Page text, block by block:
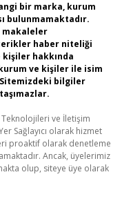
bir marka, kurum
bulunmamaktadır.
makaleler
haber niteliği
hakkında
ve kişiler ile isim
bilgiler
Teknolojileri ve İletişim
Sağlayıcı olarak hizmet
proaktif olarak denetleme
Ancak, üyelerimiz
olup, siteye üye olarak